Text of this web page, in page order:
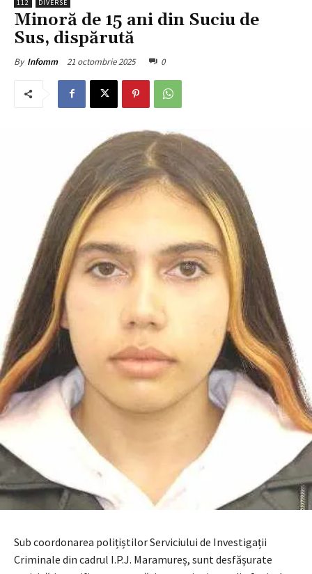
112 DIVERSE
Minoră de 15 ani din Suciu de
Sus, dispărută
By Infomm 21 octombrie 2025 0
Sub coordonarea polițiștilor Serviciului de Investigații
Criminale din cadrul I.P.J. Maramureș, sunt desfășurate